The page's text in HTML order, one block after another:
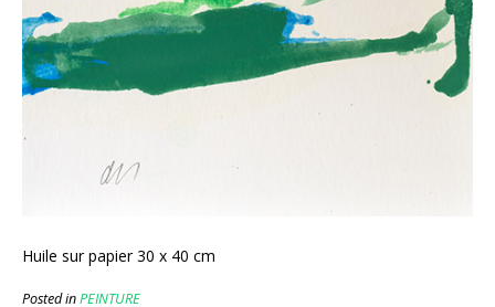
Huile sur papier 30 x 40 cm
Posted inPEINTURE